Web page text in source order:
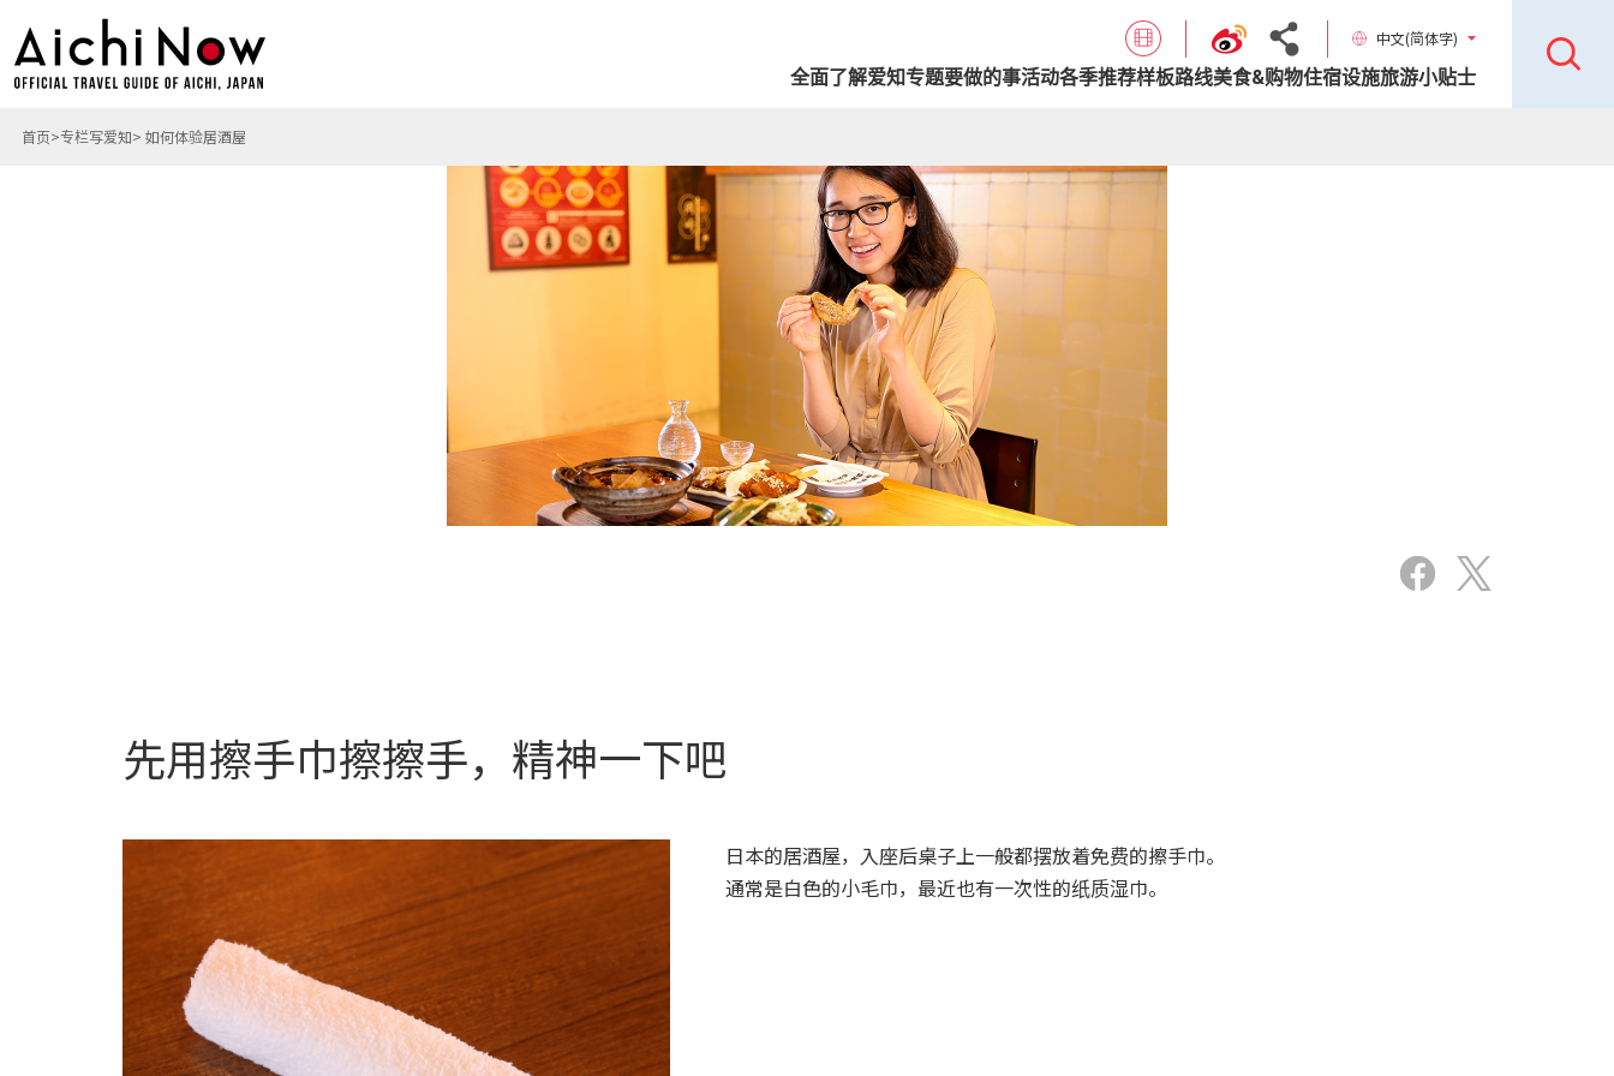
中文(简体字)
全面了解爱知专题要做的事活动各季推荐样板路线美食&购物住宿设施旅游小贴士
首页 专栏写爱知 如何体验居酒屋
先用擦手巾擦擦手，精神一下吧
日本的居酒屋，入座后桌子上一般都摆放着免费的擦手巾。
通常是白色的小毛巾，最近也有一次性的纸质湿巾。